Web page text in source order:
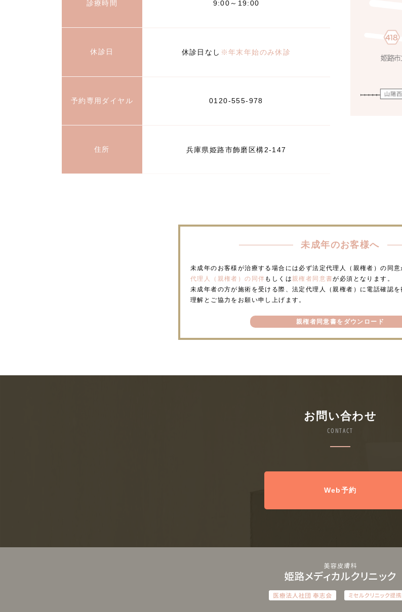
診療時間 9:00～19:00
休診日 休診日なし ※年末年始のみ休診
予約専用ダイヤル 0120-555-978
住所 兵庫県姫路市飾磨区構2-147
未成年のお客様へ
未成年のお客様が治療する場合には必ず法定代理人（親権者）の同意
代理人（親権者）の同伴 もしくは親権者同意書が必須となります。
未成年者の方が施術を受ける際、法定代理人（親権者）に電話確認
理解とご協力をお願い申し上げます。
親権者同意書をダウンロード
お問い合わせ
CONTACT
Web予約